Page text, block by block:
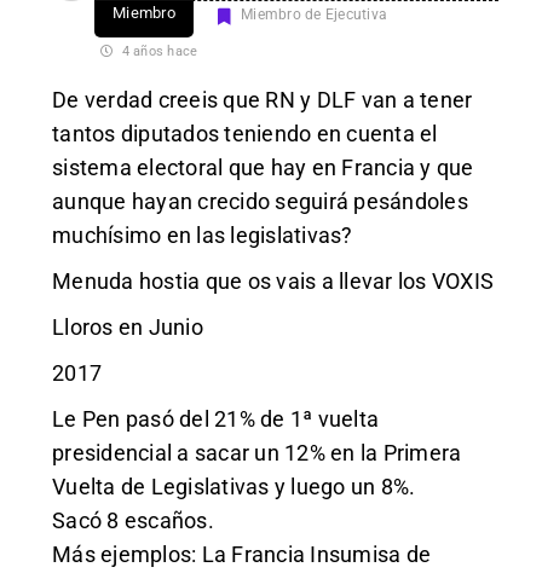
Miembro Miembro de Ejecutiva
4 años hace
De verdad creeis que RN y DLF van a tener
tantos diputados teniendo en cuenta el
sistema electoral que hay en Francia y que
aunque hayan crecido seguirá pesándoles
muchísimo en las legislativas?
Menuda hostia que os vais a llevar los VOXIS
Lloros en Junio
2017
Le Pen pasó del 21% de 1ª vuelta
presidencial a sacar un 12% en la Primera
Vuelta de Legislativas y luego un 8%.
Sacó 8 escaños.
Más ejemplos: La Francia Insumisa de